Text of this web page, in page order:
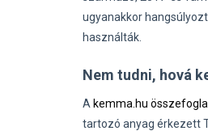
ugyanakkor
használták.
Nem tudni, hová
A kemma.hu
tartozó anyag érkezett